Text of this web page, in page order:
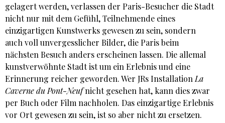
gelagert werden, verlassen der Paris-Besucher die Stadt
nicht nur mit dem Gefühl, Teilnehmende eines
einzigartigen Kunstwerks gewesen zu sein, sondern
auch voll unvergesslicher Bilder, die Paris beim
nächsten Besuch anders erscheinen lassen. Die allemal
kunstverwöhnte Stadt ist um ein Erlebnis und eine
Erinnerung reicher geworden. Wer JRs Installation La
Caverne du Pont-Neufnicht gesehen hat, kann dies zwar
per Buch oder Film nachholen. Das einzigartige Erlebnis
vor Ort gewesen zu sein, ist so aber nicht zu ersetzen.